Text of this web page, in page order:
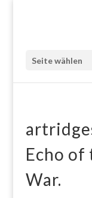
Seite wählen
Echo of
War.